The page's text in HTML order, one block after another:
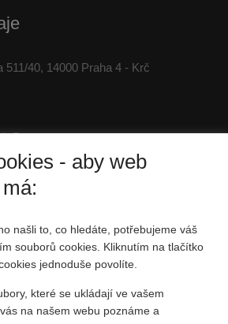
511/40, 14000 Praha 4 - Krč
max.cz
zapsaná v živnostenském rejstříku
- aby web
našli to, co hledáte, potřebujeme váš
souborů cookies. Kliknutím na tlačítko
jednoduše povolíte.
které se ukládají ve vašem
na našem webu poznáme a